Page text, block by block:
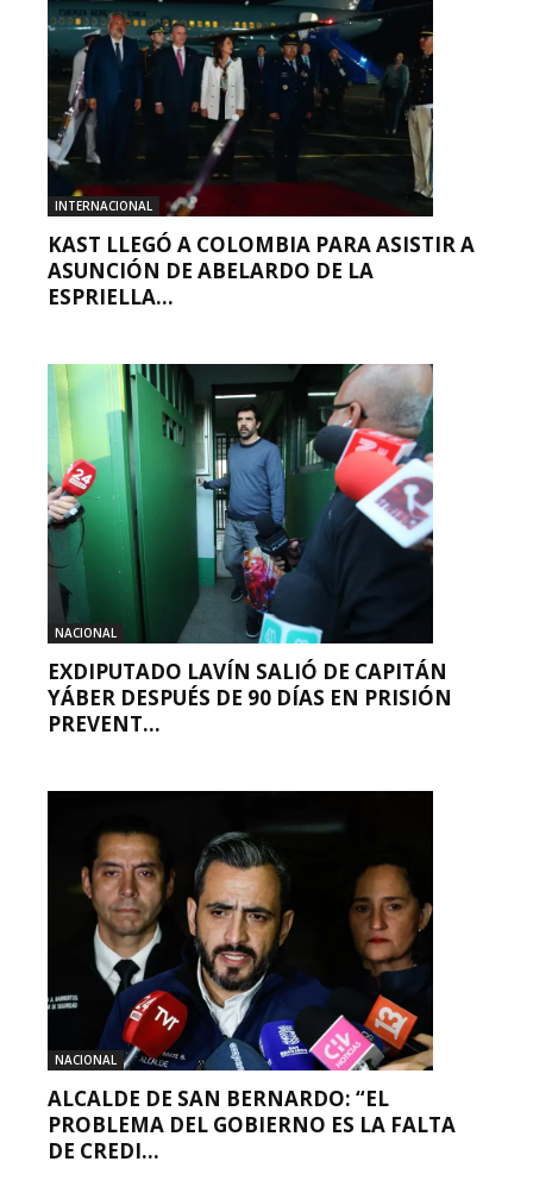
INTERNACIONAL
KAST LLEGÓ A COLOMBIA PARA ASISTIR A
ASUNCIÓN DE ABELARDO DE LA
ESPRIELLA...
NACIONAL
EXDIPUTADO LAVÍN SALIÓ DE CAPITÁN
YÁBER DESPUÉS DE 90 DÍAS EN PRISIÓN
PREVENT...
NACIONAL
ALCALDE DE SAN BERNARDO: “EL
PROBLEMA DEL GOBIERNO ES LA FALTA
DE CREDI...